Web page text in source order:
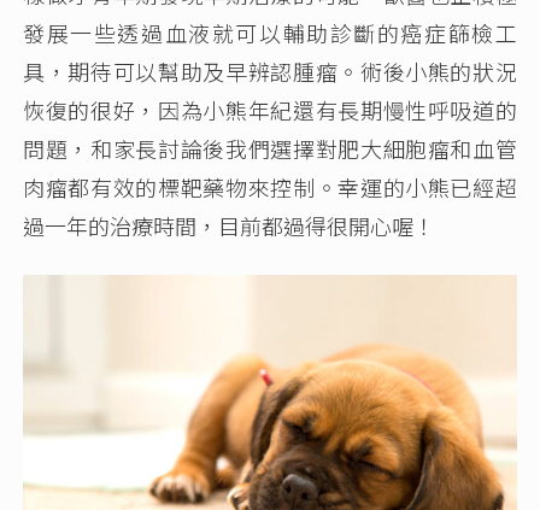
發展一些透過血液就可以輔助診斷的癌症篩檢工
具，期待可以幫助及早辨認腫瘤。術後小熊的狀況
恢復的很好，因為小熊年紀還有長期慢性呼吸道的
問題，和家長討論後我們選擇對肥大細胞瘤和血管
肉瘤都有效的標靶藥物來控制。幸運的小熊已經超
過一年的治療時間，目前都過得很開心喔！